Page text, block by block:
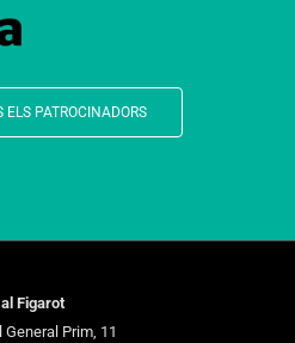
ELS PATROCINADORS
Figarot
General Prim, 11